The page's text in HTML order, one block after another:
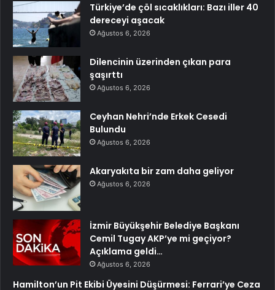
Türkiye’de çöl sıcaklıkları: Bazı iller 40
dereceyi aşacak
Ağustos 6, 2026
Dilencinin üzerinden çıkan para
şaşırttı
Ağustos 6, 2026
Ceyhan Nehri’nde Erkek Cesedi
Bulundu
Ağustos 6, 2026
Akaryakıta bir zam daha geliyor
Ağustos 6, 2026
İzmir Büyükşehir Belediye Başkanı
Cemil Tugay AKP’ye mi geçiyor?
Açıklama geldi…
Ağustos 6, 2026
Hamilton’un Pit Ekibi Üyesini Düşürmesi: Ferrari’ye Ceza